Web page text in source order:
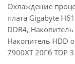
Охлаждение
плата Gigabyte
DDR4, Накопитель
Накопитель HDD
7900XT 20Гб TDP